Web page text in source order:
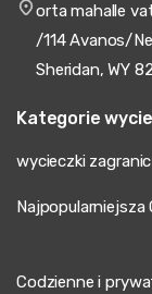
orta mahalle
/114 Avanos/
Sheridan, WY
Kategorie
wycieczki
Najpopularniejsza
Codzienne i